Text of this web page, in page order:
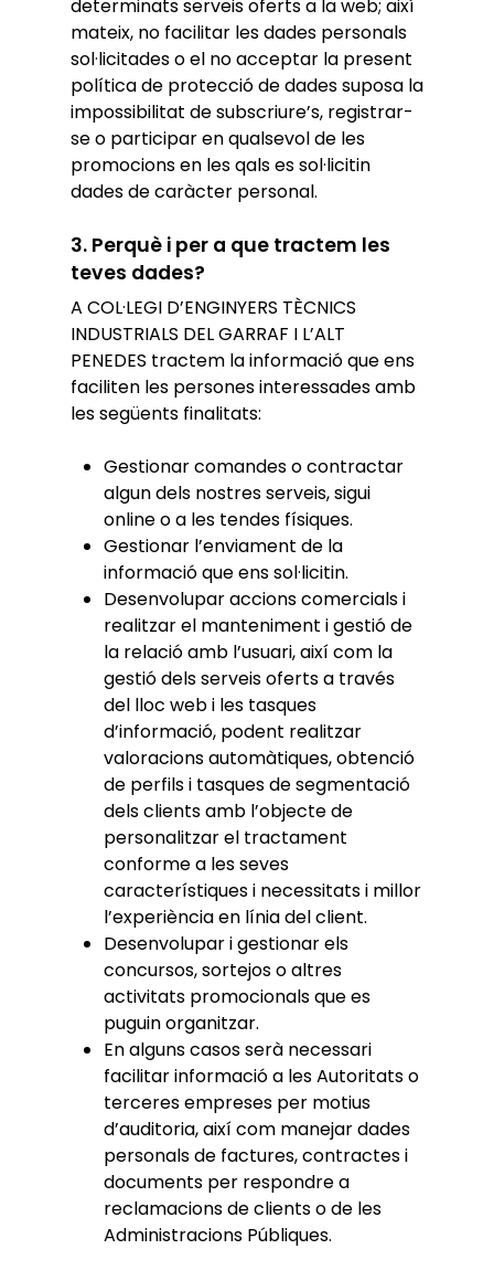
determinats serveis oferts a la web; així
mateix, no facilitar les dades personals
sol·licitades o el no acceptar la present
política de protecció de dades suposa la
impossibilitat de subscriure’s, registrar-
se o participar en qualsevol de les
promocions en les qals es sol·licitin
dades de caràcter personal.
3. Perquè i per a que tractem les
teves dades?
A COL·LEGI D’ENGINYERS TÈCNICS
INDUSTRIALS DEL GARRAF I L’ALT
PENEDES tractem la informació que ens
faciliten les persones interessades amb
les següents finalitats:
Gestionar comandes o contractar
algun dels nostres serveis, sigui
online o a les tendes físiques.
Gestionar l’enviament de la
informació que ens sol·licitin.
Desenvolupar accions comercials i
realitzar el manteniment i gestió de
la relació amb l’usuari, així com la
gestió dels serveis oferts a través
del lloc web i les tasques
d’informació, podent realitzar
valoracions automàtiques, obtenció
de perfils i tasques de segmentació
dels clients amb l’objecte de
personalitzar el tractament
conforme a les seves
característiques i necessitats i millor
l’experiència en línia del client.
Desenvolupar i gestionar els
concursos, sortejos o altres
activitats promocionals que es
puguin organitzar.
En alguns casos serà necessari
facilitar informació a les Autoritats o
terceres empreses per motius
d’auditoria, així com manejar dades
personals de factures, contractes i
documents per respondre a
reclamacions de clients o de les
Administracions Públiques.